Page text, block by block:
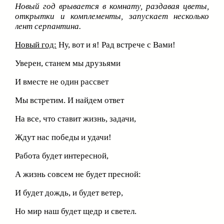
Новый год врывается в комнату, раздавая цветы,
открытки и комплементы, запускает несколько
лент серпантина.
Новый год: Ну, вот и я! Рад встрече с Вами!
Уверен, станем мы друзьями
И вместе не один рассвет
Мы встретим. И найдем ответ
На все, что ставит жизнь, задачи,
Ждут нас победы и удачи!
Работа будет интересной,
А жизнь совсем не будет пресной:
И будет дождь, и будет ветер,
Но мир наш будет щедр и светел.